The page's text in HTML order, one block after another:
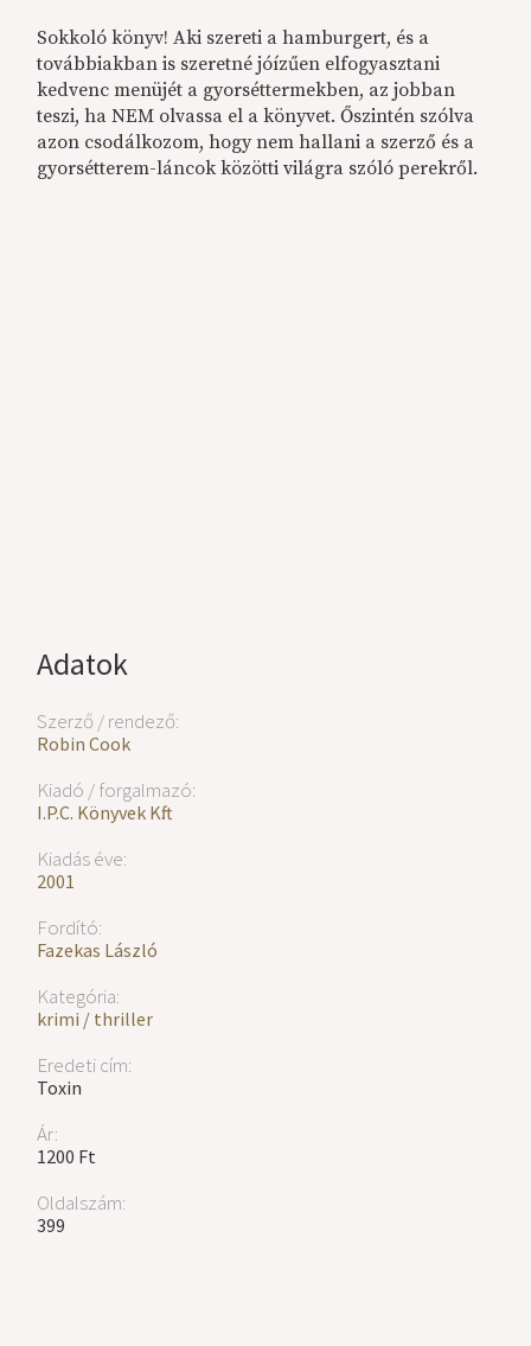
Adatok
Szerző / rendező:
Robin Cook
Kiadó / forgalmazó:
I.P.C. Könyvek Kft.
Kiadás éve:
2001
Fordító:
Fazekas László
Kategória:
krimi / thriller
Eredeti cím:
Toxin
Ár:
1200 Ft
Oldalszám:
399
Sokkoló könyv! Aki szereti a hamburgert, és a
továbbiakban is szeretné jóízűen elfogyasztani
kedvenc menüjét a gyorséttermekben, az jobban
teszi, ha NEM olvassa el a könyvet. Őszintén szólva
azon csodálkozom, hogy nem hallani a szerző és a
gyorsétterem-láncok közötti világra szóló perekről.